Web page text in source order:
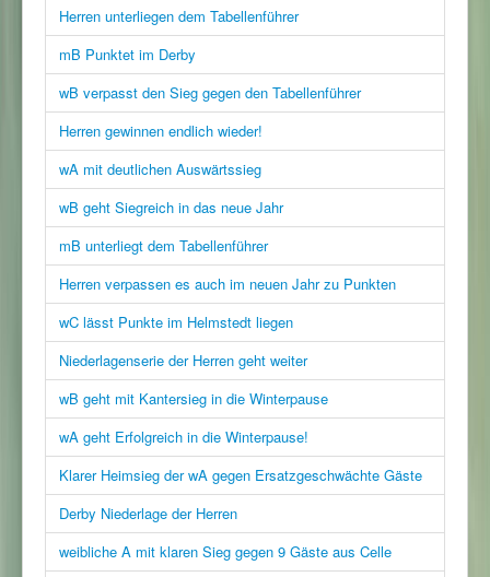
Herren unterliegen dem Tabellenführer
mB Punktet im Derby
wB verpasst den Sieg gegen den Tabellenführer
Herren gewinnen endlich wieder!
wA mit deutlichen Auswärtssieg
wB geht Siegreich in das neue Jahr
mB unterliegt dem Tabellenführer
Herren verpassen es auch im neuen Jahr zu Punkten
wC lässt Punkte im Helmstedt liegen
Niederlagenserie der Herren geht weiter
wB geht mit Kantersieg in die Winterpause
wA geht Erfolgreich in die Winterpause!
Klarer Heimsieg der wA gegen Ersatzgeschwächte Gäste
Derby Niederlage der Herren
weibliche A mit klaren Sieg gegen 9 Gäste aus Celle